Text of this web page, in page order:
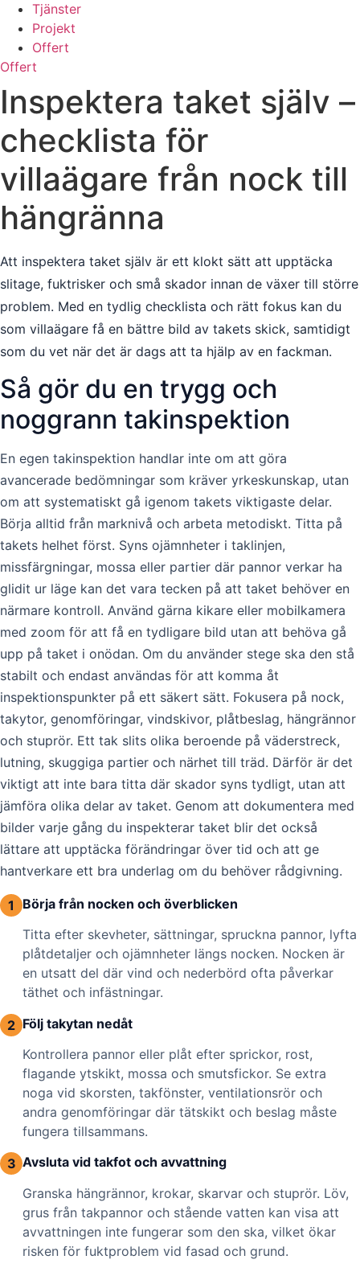
Tjänster
Projekt
Offert
Offert
Inspektera taket själv –
checklista för
villaägare från nock till
hängränna
Att inspektera taket själv är ett klokt sätt att upptäcka
slitage, fuktrisker och små skador innan de växer till större
problem. Med en tydlig checklista och rätt fokus kan du
som villaägare få en bättre bild av takets skick, samtidigt
som du vet när det är dags att ta hjälp av en fackman.
Så gör du en trygg och
noggrann takinspektion
En egen takinspektion handlar inte om att göra
avancerade bedömningar som kräver yrkeskunskap, utan
om att systematiskt gå igenom takets viktigaste delar.
Börja alltid från marknivå och arbeta metodiskt. Titta på
takets helhet först. Syns ojämnheter i taklinjen,
missfärgningar, mossa eller partier där pannor verkar ha
glidit ur läge kan det vara tecken på att taket behöver en
närmare kontroll. Använd gärna kikare eller mobilkamera
med zoom för att få en tydligare bild utan att behöva gå
upp på taket i onödan. Om du använder stege ska den stå
stabilt och endast användas för att komma åt
inspektionspunkter på ett säkert sätt. Fokusera på nock,
takytor, genomföringar, vindskivor, plåtbeslag, hängrännor
och stuprör. Ett tak slits olika beroende på väderstreck,
lutning, skuggiga partier och närhet till träd. Därför är det
viktigt att inte bara titta där skador syns tydligt, utan att
jämföra olika delar av taket. Genom att dokumentera med
bilder varje gång du inspekterar taket blir det också
lättare att upptäcka förändringar över tid och att ge
hantverkare ett bra underlag om du behöver rådgivning.
1
Börja från nocken och överblicken
Titta efter skevheter, sättningar, spruckna pannor, lyfta
plåtdetaljer och ojämnheter längs nocken. Nocken är
en utsatt del där vind och nederbörd ofta påverkar
täthet och infästningar.
2 Följ takytan nedåt
Kontrollera pannor eller plåt efter sprickor, rost,
flagande ytskikt, mossa och smutsfickor. Se extra
noga vid skorsten, takfönster, ventilationsrör och
andra genomföringar där tätskikt och beslag måste
fungera tillsammans.
3 Avsluta vid takfot och avvattning
Granska hängrännor, krokar, skarvar och stuprör. Löv,
grus från takpannor och stående vatten kan visa att
avvattningen inte fungerar som den ska, vilket ökar
risken för fuktproblem vid fasad och grund.